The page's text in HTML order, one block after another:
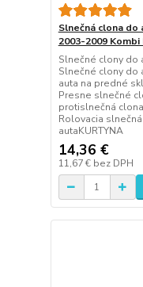
Slnečná clona
2003-2009
Slnečné clony do
Slnečné clony do
auta na predné
Presne slnečné
protislnečná
Rolovacia
autaKURTYNA
14,36 €
11,67 € bez DPH